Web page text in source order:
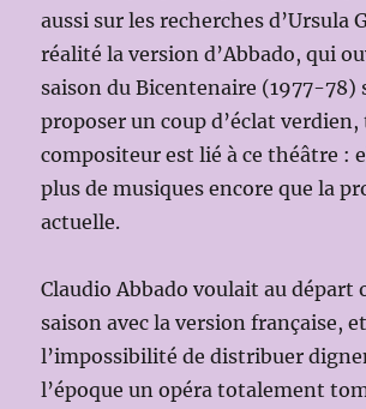
aussi sur les recherches d’Ursula
réalité la version d’Abbado, qui
saison du Bicentenaire (1977-78)
proposer un coup d’éclat
compositeur est lié à ce théâtre :
plus de musiques encore que la
actuelle.
Claudio Abbado voulait au départ
saison avec la version française,
l’impossibilité de distribuer
l’époque un opéra totalement